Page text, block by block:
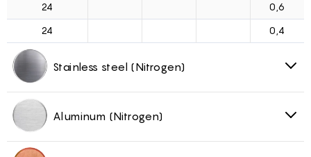
24 0,6
24 0,4
Stainless steel (Nitrogen)
Aluminum (Nitrogen)